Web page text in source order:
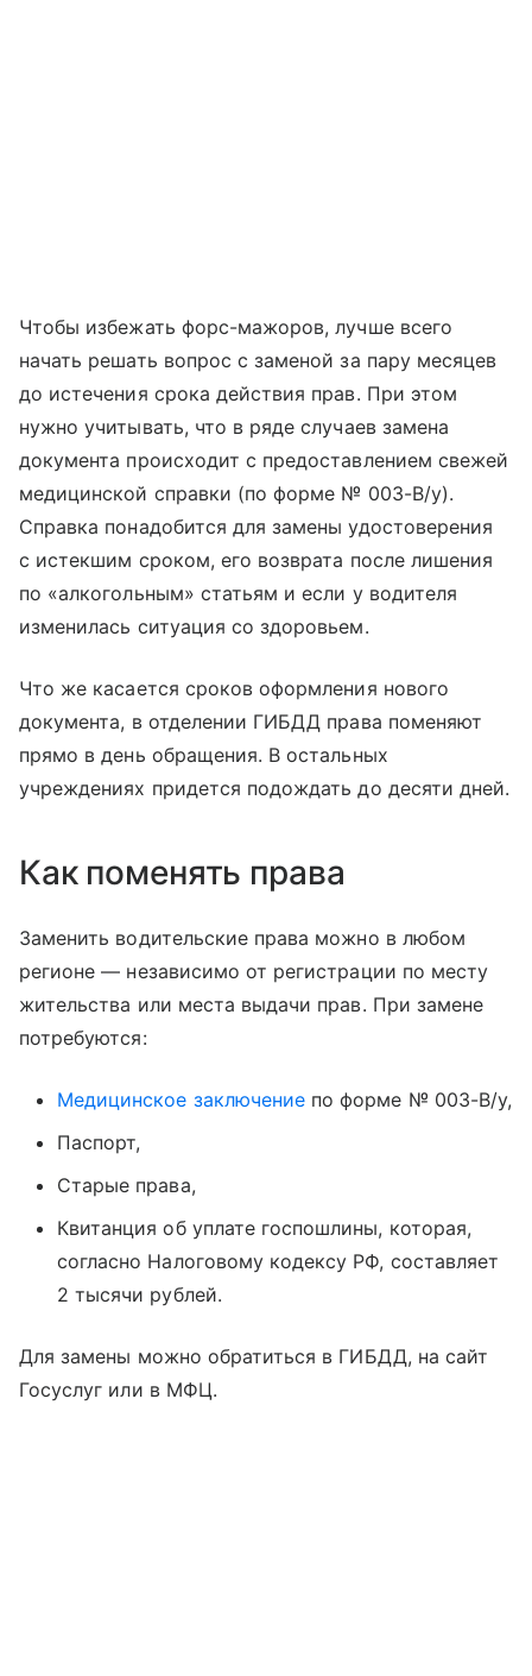
Чтобы избежать форс-мажоров, лучше всего
начать решать вопрос с заменой за пару месяцев
до истечения срока действия прав. При этом
нужно учитывать, что в ряде случаев замена
документа происходит с предоставлением свежей
медицинской справки (по форме № 003-В/у).
Справка понадобится для замены удостоверения
с истекшим сроком, его возврата после лишения
по «алкогольным» статьям и если у водителя
изменилась ситуация со здоровьем.
Что же касается сроков оформления нового
документа, в отделении ГИБДД права поменяют
прямо в день обращения. В остальных
учреждениях придется подождать до десяти дней.
Как поменять права
Заменить водительские права можно в любом
регионе — независимо от регистрации по месту
жительства или места выдачи прав. При замене
потребуются:
Медицинское заключение по форме № 003-В/у,
Паспорт,
Старые права,
Квитанция об уплате госпошлины, которая,
согласно Налоговому кодексу РФ, составляет
2 тысячи рублей.
Для замены можно обратиться в ГИБДД, на сайт
Госуслуг или в МФЦ.